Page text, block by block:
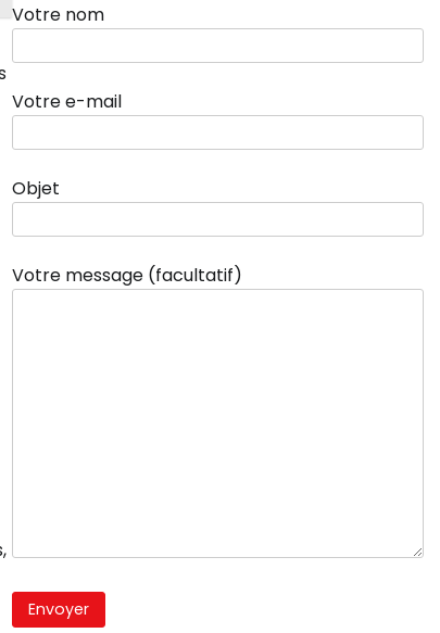
Votre nom
Votre e-mail
Objet
Votre message (facultatif)